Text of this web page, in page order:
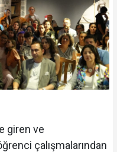
giren ve
çalışmalarından